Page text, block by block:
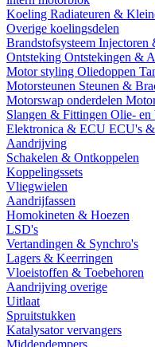
Koeling Radiateuren &
Overige koelingsdelen
Brandstofsysteem Injectoren
Ontsteking Ontstekingen &
Motor styling Oliedoppen
Motorsteunen Steunen &
Motorswap onderdelen
Slangen & Fittingen Olie- en
Elektronica & ECU ECU's
Aandrijving
Schakelen & Ontkoppelen
Koppelingssets
Vliegwielen
Aandrijfassen
Homokineten & Hoezen
LSD's
Vertandingen & Synchro's
Lagers & Keerringen
Vloeistoffen & Toebehoren
Aandrijving overige
Uitlaat
Spruitstukken
Katalysator vervangers
Middendempers